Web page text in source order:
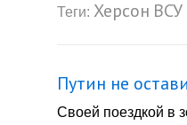
Теги: Херсон ВСУ
Путин не
Своей поездкой в